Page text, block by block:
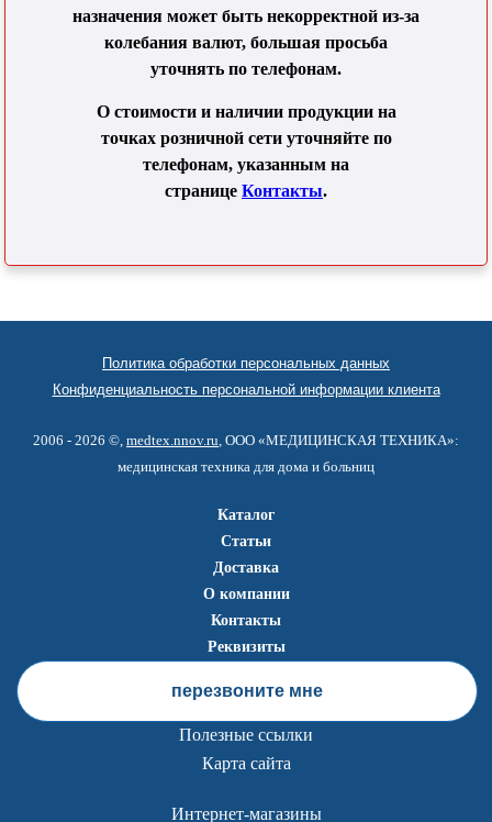
назначения может быть некорректной из-за
колебания валют, большая просьба
уточнять по телефонам.
О стоимости и наличии продукции на
точках розничной сети уточняйте по
телефонам, указанным на
странице Контакты.
Политика обработки персональных данных
Конфиденциальность персональной информации клиента
2006 - 2026 ©, medtex.nnov.ru , ООО «МЕДИЦИНСКАЯ ТЕХНИКА»:
медицинская техника для дома и больниц
Каталог
Статьи
Доставка
О компании
Контакты
Реквизиты
перезвоните мне
Полезные ссылки
Карта сайта
Интернет-магазины